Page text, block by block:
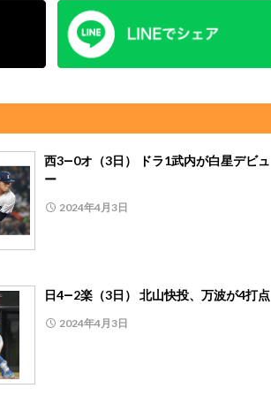
西3―0オ（3日） ドラ1武内が白星デビュ
ー
2024年4月3日
日4―2楽（3日） 北山快投、万波が4打点
2024年4月3日